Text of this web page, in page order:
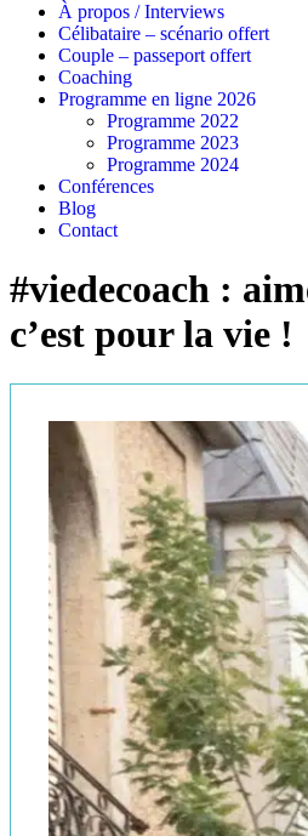
À propos / Interviews
Célibataire – scénario offert
Couple – passeport offert
Coaching
Programme en ligne 2026
Programme 2022
Programme 2023
Programme 2024
Conférences
Blog
Contact
#viedecoach :
c’est pour la vie !